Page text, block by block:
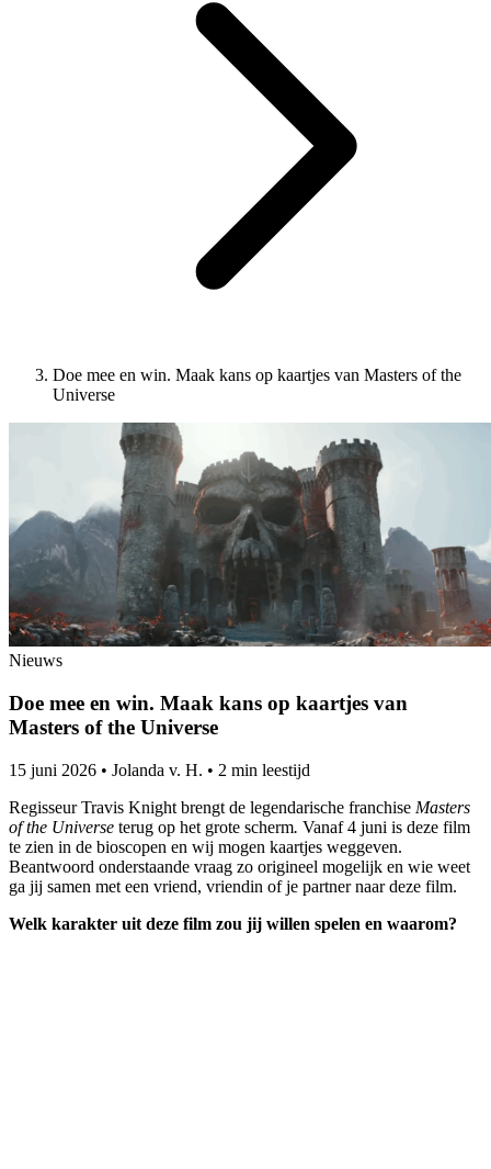
Doe mee en win. Maak kans op kaartjes van Masters of the
Universe
Nieuws
Doe mee en win. Maak kans op kaartjes van
Masters of the Universe
15 juni 2026 • Jolanda v. H. • 2 min leestijd
Regisseur Travis Knight brengt de legendarische franchise Masters
of the Universe terug op het grote scherm. Vanaf 4 juni is deze film
te zien in de bioscopen en wij mogen kaartjes weggeven.
Beantwoord onderstaande vraag zo origineel mogelijk en wie weet
ga jij samen met een vriend, vriendin of je partner naar deze film.
Welk karakter uit deze film zou jij willen spelen en waarom?